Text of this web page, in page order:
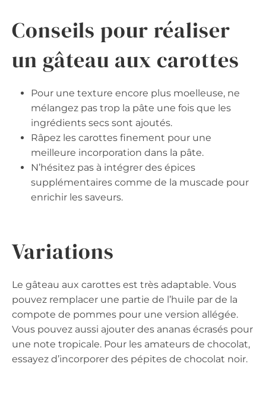
Conseils pour réaliser
un gâteau aux carottes
Pour une texture encore plus moelleuse, ne
mélangez pas trop la pâte une fois que les
ingrédients secs sont ajoutés.
Râpez les carottes finement pour une
meilleure incorporation dans la pâte.
N’hésitez pas à intégrer des épices
supplémentaires comme de la muscade pour
enrichir les saveurs.
Variations
Le gâteau aux carottes est très adaptable. Vous
pouvez remplacer une partie de l’huile par de la
compote de pommes pour une version allégée.
Vous pouvez aussi ajouter des ananas écrasés pour
une note tropicale. Pour les amateurs de chocolat,
essayez d’incorporer des pépites de chocolat noir.